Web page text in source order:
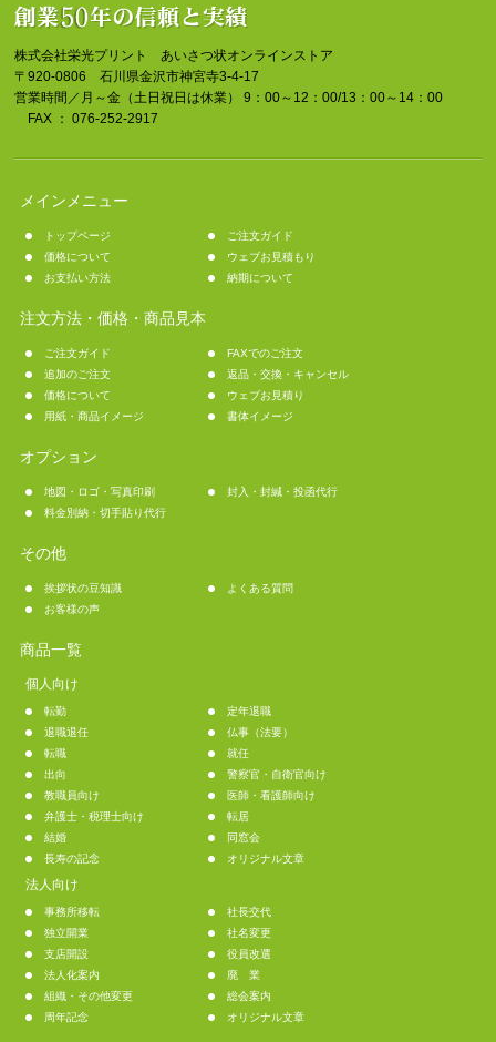
株式会社栄光プリント あいさつ状オンラインストア
〒920-0806 石川県金沢市神宮寺3-4-17
営業時間／月～金（土日祝日は休業） 9：00～12：00/13：00～14：00
FAX ： 076-252-2917
メインメニュー
トップページ
ご注文ガイド
価格について
ウェブお見積もり
お支払い方法
納期について
注文方法・価格・商品見本
ご注文ガイド
FAXでのご注文
追加のご注文
返品・交換・キャンセル
価格について
ウェブお見積り
用紙・商品イメージ
書体イメージ
オプション
地図・ロゴ・写真印刷
封入・封緘・投函代行
料金別納・切手貼り代行
その他
挨拶状の豆知識
よくある質問
お客様の声
商品一覧
個人向け
転勤
定年退職
退職退任
仏事（法要）
転職
就任
出向
警察官・自衛官向け
教職員向け
医師・看護師向け
弁護士・税理士向け
転居
結婚
同窓会
長寿の記念
オリジナル文章
法人向け
事務所移転
社長交代
独立開業
社名変更
支店開設
役員改選
法人化案内
廃 業
組織・その他変更
総会案内
周年記念
オリジナル文章